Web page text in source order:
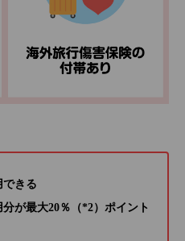
できる
が最大20％（*2）ポイント